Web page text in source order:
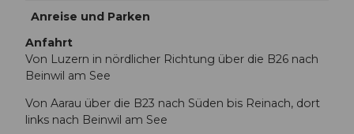
Anreise und Parken
Anfahrt
Von Luzern in nördlicher Richtung über die B26 nach
Beinwil am See
Von Aarau über die B23 nach Süden bis Reinach, dort
links nach Beinwil am See